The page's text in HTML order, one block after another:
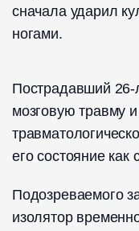
сначала ударил
ногами.
Пострадавший 26-
мозговую травму
его состояние как
Подозреваемого
изолятор